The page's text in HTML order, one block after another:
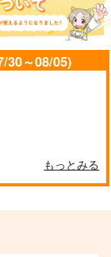
30～08/05)
もっとみる